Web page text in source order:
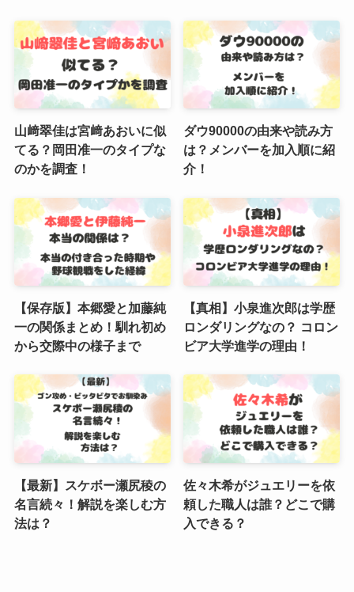
山﨑翠佳は宮﨑あおいに似
てる？岡田准一のタイプな
のかを調査！
ダウ90000の由来や読み方
は？メンバーを加入順に紹
介！
【保存版】本郷愛と加藤純
一の関係まとめ！馴れ初め
から交際中の様子まで
【真相】小泉進次郎は学歴
ロンダリングなの？ コロン
ビア大学進学の理由！
【最新】スケボー瀬尻稜の
名言続々！解説を楽しむ方
法は？
佐々木希がジュエリーを依
頼した職人は誰？どこで購
入できる？